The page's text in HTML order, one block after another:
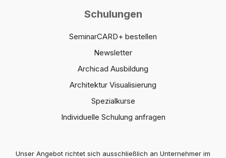
Schulungen
SeminarCARD+ bestellen
Newsletter
Archicad Ausbildung
Architektur Visualisierung
Spezialkurse
Individuelle Schulung anfragen
Unser Angebot richtet sich ausschließlich an Unternehmer im